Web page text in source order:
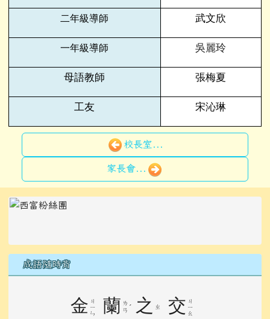
二年級導師 武文欣
一年級導師 吳麗玲
母語教師 張梅夏
工友 宋沁琳
校長室...
家長會...
左邊區域內容
成語隨時背
金 ㄐ
ㄧ
ㄣ
蘭 ㄌ
ㄢ ˊ 之 ㄓ 交 ㄐ
ㄧ
ㄠ